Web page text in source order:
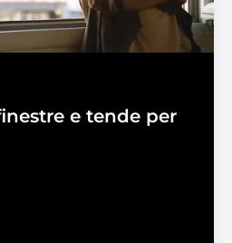
e tende per
FILM VS. WINDOW